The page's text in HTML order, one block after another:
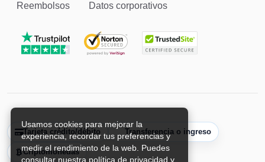
Usamos cookies para mejorar la
experiencia, recordar tus preferencias y
medir el rendimiento de la web. Puedes
consultar nuestra política de privacidad y
Reembolsos Datos corporativos
Tarjeta crédito/débito Transferencia o ingreso
Criptomonedas